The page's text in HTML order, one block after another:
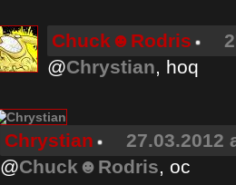
Chuck☻Rodris
@Chrystian, hoq
Chrystian
27.03.2012
@Chuck☻Rodris, oc